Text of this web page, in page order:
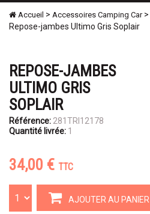
Accueil > Accessoires Camping Car>
Repose-jambes Ultimo Gris Soplair
REPOSE-JAMBES
ULTIMO GRIS
SOPLAIR
Référence: 281TRI12178
Quantité livrée: 1
34,00 € TTC
AJOUTER AU PANIER